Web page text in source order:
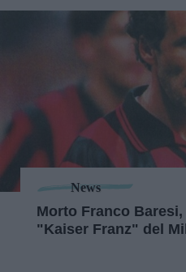
News
Morto Franco Baresi,
"Kaiser Franz" del